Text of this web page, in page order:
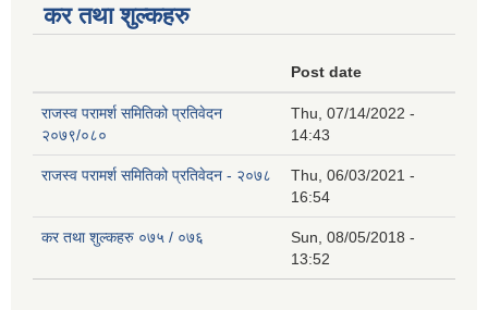
कर तथा शुल्कहरु
Post date
राजस्व परामर्श समितिको प्रतिवेदन
२०७९/०८०
Thu, 07/14/2022 -
14:43
राजस्व परामर्श समितिको प्रतिवेदन - २०७८
Thu, 06/03/2021 -
16:54
कर तथा शुल्कहरु ०७५ / ०७६
Sun, 08/05/2018 -
13:52